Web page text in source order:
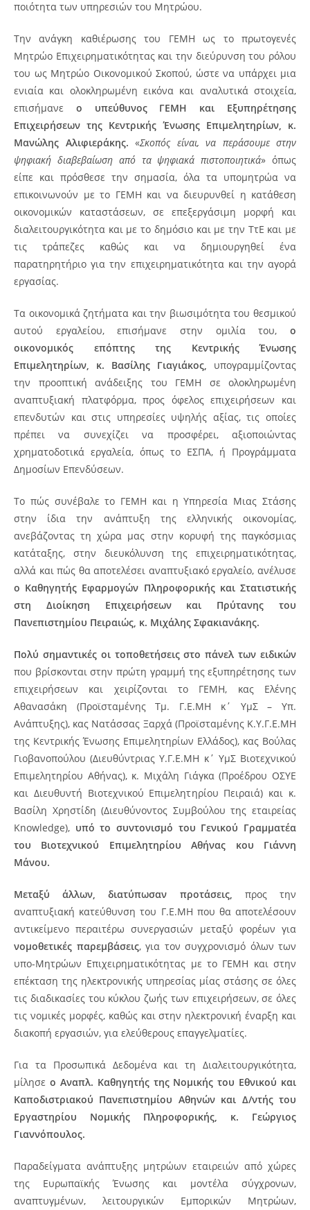
ποιότητα των υπηρεσιών του Μητρώου.
Την ανάγκη καθιέρωσης του ΓΕΜΗ ως το πρωτογενές
Μητρώο Επιχειρηματικότητας και την διεύρυνση του ρόλου
του ως Μητρώο Οικονομικού Σκοπού, ώστε να υπάρχει μια
ενιαία και ολοκληρωμένη εικόνα και αναλυτικά στοιχεία,
επισήμανε ο υπεύθυνος ΓΕΜΗ και Εξυπηρέτησης
Επιχειρήσεων της Κεντρικής Ένωσης Επιμελητηρίων, κ.
Μανώλης Αλιφιεράκης. «Σκοπός είναι, να περάσουμε στην
ψηφιακή διαβεβαίωση από τα ψηφιακά πιστοποιητικά» όπως
είπε και πρόσθεσε την σημασία, όλα τα υπομητρώα να
επικοινωνούν με το ΓΕΜΗ και να διευρυνθεί η κατάθεση
οικονομικών καταστάσεων, σε επεξεργάσιμη μορφή και
διαλειτουργικότητα και με το δημόσιο και με την ΤτΕ και με
τις τράπεζες καθώς και να δημιουργηθεί ένα
παρατηρητήριο για την επιχειρηματικότητα και την αγορά
εργασίας.
Τα οικονομικά ζητήματα και την βιωσιμότητα του θεσμικού
αυτού εργαλείου, επισήμανε στην ομιλία του, ο
οικονομικός επόπτης της Κεντρικής Ένωσης
Επιμελητηρίων, κ. Βασίλης Γιαγιάκος, υπογραμμίζοντας
την προοπτική ανάδειξης του ΓΕΜΗ σε ολοκληρωμένη
αναπτυξιακή πλατφόρμα, προς όφελος επιχειρήσεων και
επενδυτών και στις υπηρεσίες υψηλής αξίας, τις οποίες
πρέπει να συνεχίζει να προσφέρει, αξιοποιώντας
χρηματοδοτικά εργαλεία, όπως το ΕΣΠΑ, ή Προγράμματα
Δημοσίων Επενδύσεων.
Το πώς συνέβαλε το ΓΕΜΗ και η Υπηρεσία Μιας Στάσης
στην ίδια την ανάπτυξη της ελληνικής οικονομίας,
ανεβάζοντας τη χώρα μας στην κορυφή της παγκόσμιας
κατάταξης, στην διευκόλυνση της επιχειρηματικότητας,
αλλά και πώς θα αποτελέσει αναπτυξιακό εργαλείο, ανέλυσε
ο Καθηγητής Εφαρμογών Πληροφορικής και Στατιστικής
στη Διοίκηση Επιχειρήσεων και Πρύτανης του
Πανεπιστημίου Πειραιώς, κ. Μιχάλης Σφακιανάκης.
Πολύ σημαντικές οι τοποθετήσεις στο πάνελ των ειδικών
που βρίσκονται στην πρώτη γραμμή της εξυπηρέτησης των
επιχειρήσεων και χειρίζονται το ΓΕΜΗ, κας Ελένης
Αθανασάκη (Προϊσταμένης Τμ. Γ.Ε.ΜΗ κ΄ ΥμΣ – Υπ.
Ανάπτυξης), κας Νατάσσας Ξαρχά (Προϊσταμένης Κ.Υ.Γ.Ε.ΜΗ
της Κεντρικής Ένωσης Επιμελητηρίων Ελλάδος), κας Βούλας
Γιοβανοπούλου (Διευθύντριας Υ.Γ.Ε.ΜΗ κ΄ ΥμΣ Βιοτεχνικού
Επιμελητηρίου Αθήνας), κ. Μιχάλη Γιάγκα (Προέδρου ΟΣΥΕ
και Διευθυντή Βιοτεχνικού Επιμελητηρίου Πειραιά) και κ.
Βασίλη Χρηστίδη (Διευθύνοντος Συμβούλου της εταιρείας
Knowledge), υπό το συντονισμό του Γενικού Γραμματέα
του Βιοτεχνικού Επιμελητηρίου Αθήνας κου Γιάννη
Μάνου.
Μεταξύ άλλων, διατύπωσαν προτάσεις, προς την
αναπτυξιακή κατεύθυνση του Γ.Ε.ΜΗ που θα αποτελέσουν
αντικείμενο περαιτέρω συνεργασιών μεταξύ φορέων για
νομοθετικές παρεμβάσεις, για τον συγχρονισμό όλων των
υπο-Μητρώων Επιχειρηματικότητας με το ΓΕΜΗ και στην
επέκταση της ηλεκτρονικής υπηρεσίας μίας στάσης σε όλες
τις διαδικασίες του κύκλου ζωής των επιχειρήσεων, σε όλες
τις νομικές μορφές, καθώς και στην ηλεκτρονική έναρξη και
διακοπή εργασιών, για ελεύθερους επαγγελματίες.
Για τα Προσωπικά Δεδομένα και τη Διαλειτουργικότητα,
μίλησε ο Αναπλ. Καθηγητής της Νομικής του Εθνικού και
Καποδιστριακού Πανεπιστημίου Αθηνών και Δ/ντής του
Εργαστηρίου Νομικής Πληροφορικής, κ. Γεώργιος
Γιαννόπουλος.
Παραδείγματα ανάπτυξης μητρώων εταιρειών από χώρες
της Ευρωπαϊκής Ένωσης και μοντέλα σύγχρονων,
αναπτυγμένων, λειτουργικών Εμπορικών Μητρώων,